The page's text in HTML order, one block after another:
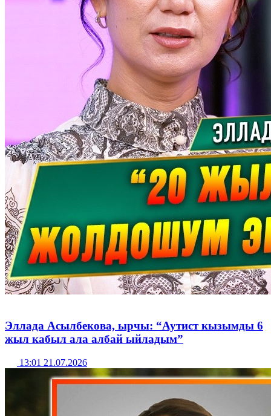
Эллада Асылбекова, ырчы: “Аутист кызымды 6
жыл кабыл ала албай ыйладым”
13:01 21.07.2026